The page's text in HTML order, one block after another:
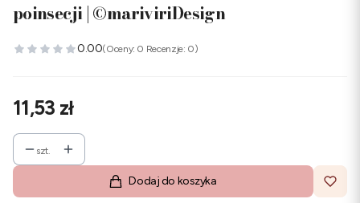
poinsecji | ©mariviriDesign
0.00(Oceny: 0 Recenzje: 0)
Cena
11,53 zł
szt.
Dodaj do koszyka